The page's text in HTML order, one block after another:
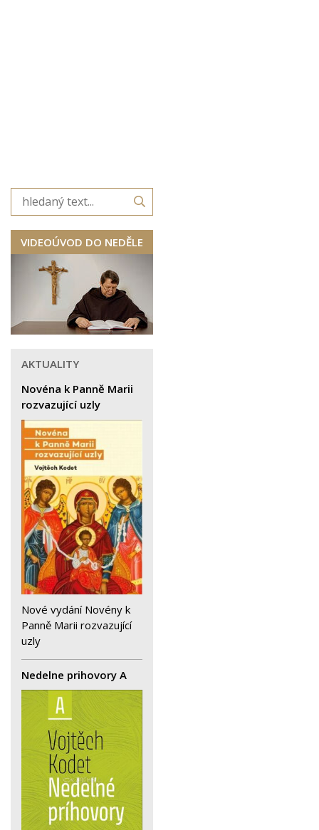
VIDEOÚVOD DO NEDĚLE
AKTUALITY
Novéna k Panně Marii
rozvazující uzly
Nové vydání Novény k
Panně Marii rozvazující
uzly
Nedelne prihovory A